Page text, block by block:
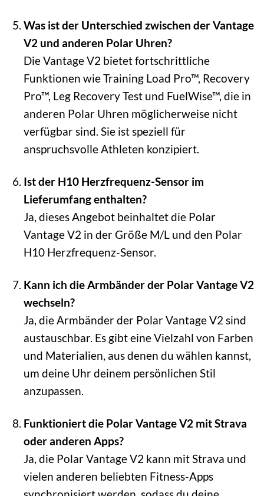
Was ist der Unterschied zwischen der Vantage
V2 und anderen Polar Uhren?
Die Vantage V2 bietet fortschrittliche
Funktionen wie Training Load Pro™, Recovery
Pro™, Leg Recovery Test und FuelWise™, die in
anderen Polar Uhren möglicherweise nicht
verfügbar sind. Sie ist speziell für
anspruchsvolle Athleten konzipiert.
Ist der H10 Herzfrequenz-Sensor im
Lieferumfang enthalten?
Ja, dieses Angebot beinhaltet die Polar
Vantage V2 in der Größe M/L und den Polar
H10 Herzfrequenz-Sensor.
Kann ich die Armbänder der Polar Vantage V2
wechseln?
Ja, die Armbänder der Polar Vantage V2 sind
austauschbar. Es gibt eine Vielzahl von Farben
und Materialien, aus denen du wählen kannst,
um deine Uhr deinem persönlichen Stil
anzupassen.
Funktioniert die Polar Vantage V2 mit Strava
oder anderen Apps?
Ja, die Polar Vantage V2 kann mit Strava und
vielen anderen beliebten Fitness-Apps